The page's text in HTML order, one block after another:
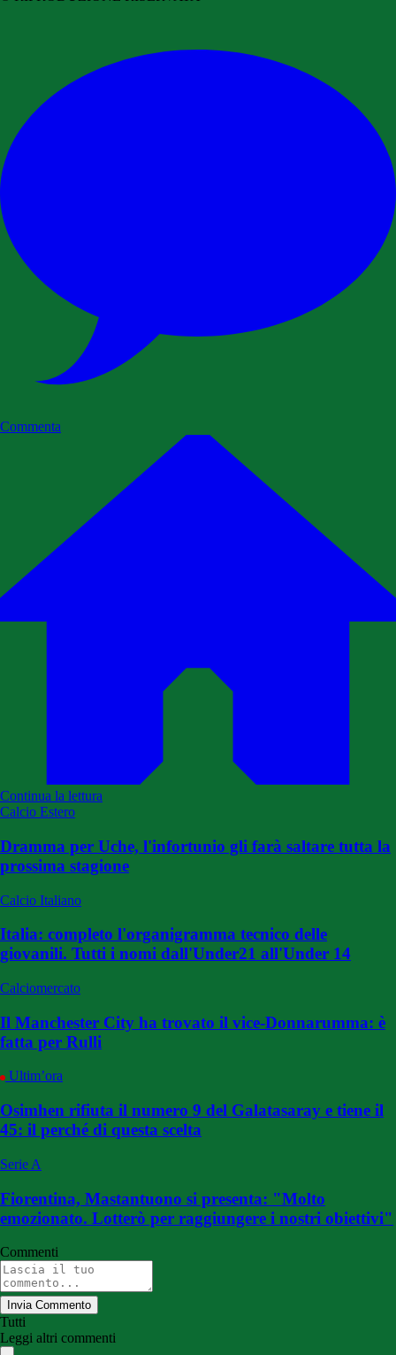
Commenta
Continua la lettura
Calcio Estero
Dramma per Uche, l'infortunio gli farà saltare tutta la
prossima stagione
Calcio Italiano
Italia: completo l'organigramma tecnico delle
giovanili. Tutti i nomi dall'Under21 all'Under 14
Calciomercato
Il Manchester City ha trovato il vice-Donnarumma: è
fatta per Rulli
Ultim’ora
Osimhen rifiuta il numero 9 del Galatasaray e tiene il
45: il perché di questa scelta
Serie A
Fiorentina, Mastantuono si presenta: "Molto
emozionato. Lotterò per raggiungere i nostri obiettivi"
Commenti
Invia Commento
Tutti
Leggi altri commenti